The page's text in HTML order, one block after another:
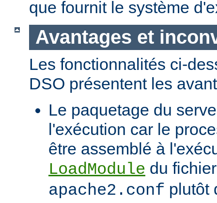
que fournit le système
Avantages et
Les fonctionnalités ci-
DSO présentent les
Le paquetage du
l'exécution car le
être assemblé à
LoadModule du
apache2.conf plutôt